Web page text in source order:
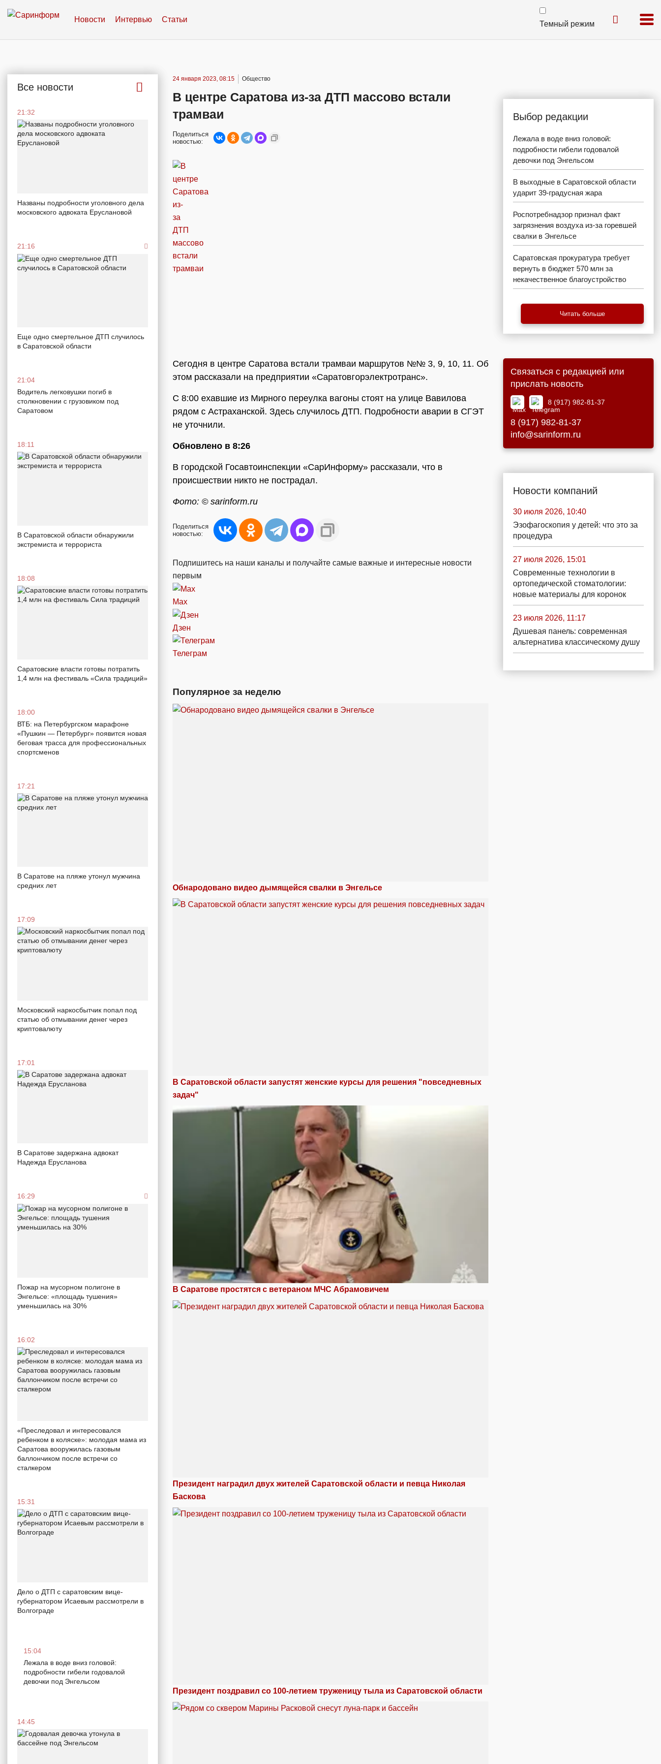
Новости Интервью Статьи
Темный режим
Все новости
21:32
Названы подробности уголовного дела
московского адвоката Еруслановой
21:16
Еще одно смертельное ДТП случилось
в Саратовской области
21:04
Водитель легковушки погиб в
столкновении с грузовиком под
Саратовом
18:11
В Саратовской области обнаружили
экстремиста и террориста
18:08
Саратовские власти готовы потратить
1,4 млн на фестиваль «Сила традиций»
18:00
ВТБ: на Петербургском марафоне
«Пушкин — Петербург» появится новая
беговая трасса для профессиональных
спортсменов
17:21
В Саратове на пляже утонул мужчина
средних лет
17:09
Московский наркосбытчик попал под
статью об отмывании денег через
криптовалюту
17:01
В Саратове задержана адвокат
Надежда Ерусланова
16:29
Пожар на мусорном полигоне в
Энгельсе: «площадь тушения»
уменьшилась на 30%
16:02
«Преследовал и интересовался
ребенком в коляске»: молодая мама из
Саратова вооружилась газовым
баллончиком после встречи со
сталкером
15:31
Дело о ДТП с саратовским вице-
губернатором Исаевым рассмотрели в
Волгограде
15:04
Лежала в воде вниз головой:
подробности гибели годовалой
девочки под Энгельсом
14:45
24 января 2023, 08:15 Общество
В центре Саратова из-за ДТП массово встали
трамваи
Поделиться
новостью:
Сегодня в центре Саратова встали трамваи маршрутов №№ 3, 9, 10, 11. Об
этом рассказали на предприятии «Саратовгорэлектротранс».
С 8:00 ехавшие из Мирного переулка вагоны стоят на улице Вавилова
рядом с Астраханской. Здесь случилось ДТП. Подробности аварии в СГЭТ
не уточнили.
Обновлено в 8:26
В городской Госавтоинспекции «СарИнформу» рассказали, что в
происшествии никто не пострадал.
Фото: © sarinform.ru
Поделиться
новостью:
Подпишитесь на наши каналы и получайте самые важные и интересные новости
первым
Max
Дзен
Телеграм
Популярное за неделю
Обнародовано видео дымящейся свалки в Энгельсе
В Саратовской области запустят женские курсы для решения "повседневных
задач"
В Саратове простятся с ветераном МЧС Абрамовичем
Президент наградил двух жителей Саратовской области и певца Николая
Баскова
Президент поздравил со 100-летием труженицу тыла из Саратовской области
Выбор редакции
Лежала в воде вниз головой:
подробности гибели годовалой
девочки под Энгельсом
В выходные в Саратовской области
ударит 39-градусная жара
Роспотребнадзор признал факт
загрязнения воздуха из-за горевшей
свалки в Энгельсе
Саратовская прокуратура требует
вернуть в бюджет 570 млн за
некачественное благоустройство
Читать больше
Связаться с редакцией или
прислать новость
8 (917) 982-81-37
8 (917) 982-81-37
info@sarinform.ru
Новости компаний
30 июля 2026, 10:40
Эзофагоскопия у детей: что это за
процедура
27 июля 2026, 15:01
Современные технологии в
ортопедической стоматологии:
новые материалы для коронок
23 июля 2026, 11:17
Душевая панель: современная
альтернатива классическому душу